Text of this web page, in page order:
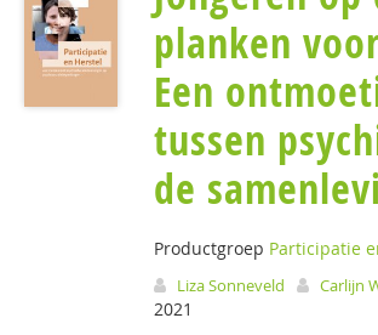
planken
Een
tussen
de
Productgroep Participatie
Liza Sonneveld Carlijn
2021